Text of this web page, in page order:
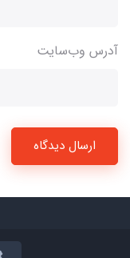
آدرس وب‌سایت
ارسال دیدگاه